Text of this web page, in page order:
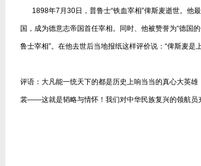
1898年7月30日，普鲁士“铁血宰相”俾斯麦逝世。他
国，成为德意志帝国首任宰相。同时、他被赞誉为“德国
鲁士宰相”。在他去世后当地报纸这样评价说：“俾斯麦是
评语：大凡能一统天下的都是历史上响当当的真心大英雄
裳——这就是韬略与情怀！我们对中华民族复兴的领航员